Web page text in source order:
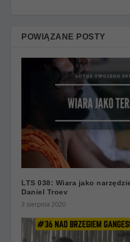
POWIĄZANE POSTY
LTS 038: Wiara jako
Daniel Troev
3 sierpnia 2020